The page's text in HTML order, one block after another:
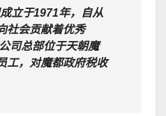
立于1971年，自从
社会贡献着优秀
司总部位于天朝魔
工，对魔都政府税收